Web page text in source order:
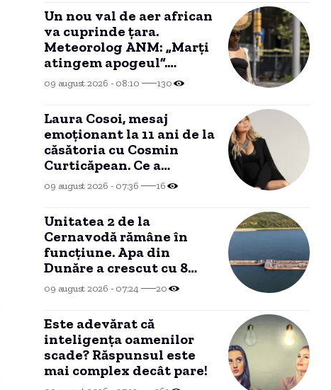
Un nou val de aer african
va cuprinde țara.
Meteorolog ANM: „Marți
atingem apogeul”.
Prognoza vremii pentru
următoarele zile
09 august 2026 - 08:10 130
Laura Cosoi, mesaj
emoționant la 11 ani de la
căsătoria cu Cosmin
Curticăpean. Ce a
declarat despre tatăl
celor cinci fetițe
09 august 2026 - 07:36 16
Unitatea 2 de la
Cernavodă rămâne în
funcțiune. Apa din
Dunăre a crescut cu 8
centimetri.
09 august 2026 - 07:24 20
Este adevărat că
inteligența oamenilor
scade? Răspunsul este
mai complex decât pare!